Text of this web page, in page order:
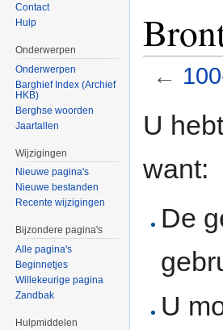
←
U
want:
De
U
Contact
Hulp
Onderwerpen
Onderwerpen
Barghief Index (Archief
HKB)
Berghse woorden
Jaartallen
Wijzigingen
Nieuwe pagina's
Nieuwe bestanden
Recente wijzigingen
Bijzondere pagina's
Alle pagina's
Beginnetjes
Willekeurige pagina
Zandbak
Hulpmiddelen